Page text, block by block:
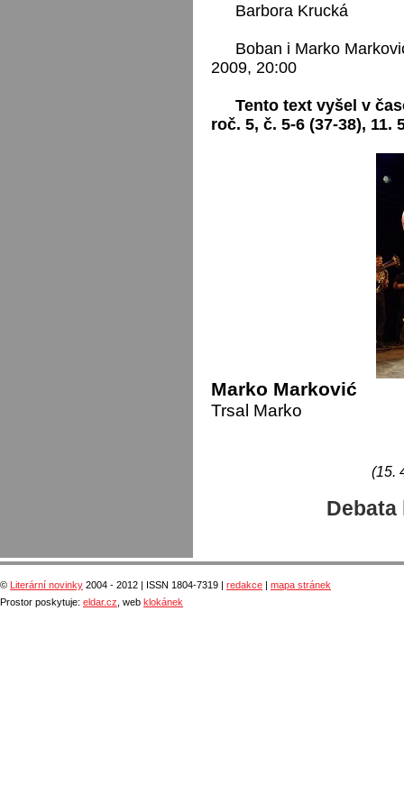
Barbora Krucká
Boban i Marko
2009, 20:00
Tento text vyšel v
roč. 5, č. 5-6 (37-38), 11.
Marko Marković
Trsal Marko
(15.
Debata
© Literární novinky 2004 - 2012 | ISSN 1804-7319 | redakce
mapa stránek
Prostor poskytuje: eldar.cz , web klokánek